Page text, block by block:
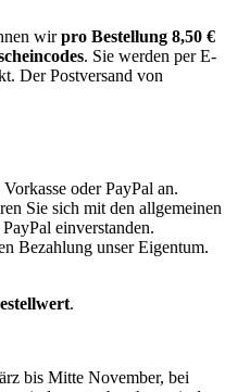
wirpro Bestellung 8,50 €
. Sie werden per E-
Der Postversand von
oder PayPal an.
Sie sich mit den allgemeinen
einverstanden.
Bezahlung unser Eigentum.
.
bis Mitte November, bei